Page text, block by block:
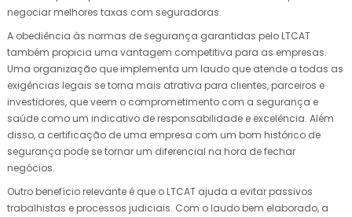
negociar melhores taxas com seguradoras.
A obediência às normas de segurança garantidas pelo LTCAT
também propicia uma vantagem competitiva para as empresas.
Uma organização que implementa um laudo que atende a todas as
exigências legais se torna mais atrativa para clientes, parceiros e
investidores, que veem o comprometimento com a segurança e
saúde como um indicativo de responsabilidade e excelência. Além
disso, a certificação de uma empresa com um bom histórico de
segurança pode se tornar um diferencial na hora de fechar
negócios.
Outro benefício relevante é que o LTCAT ajuda a evitar passivos
trabalhistas e processos judiciais. Com o laudo bem elaborado, a